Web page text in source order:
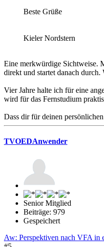
Beste Grüße
Kieler Nordstern
Eine merkwürdige Sichtweise.
direkt und startet danach
Vier Jahre halte ich für eine
wird für das Fernstudium
Dass dir für deinen
TVOEDAnwender
Senior Mitglied
Beiträge: 979
Gespeichert
Aw: Perspektiven nach VFA in